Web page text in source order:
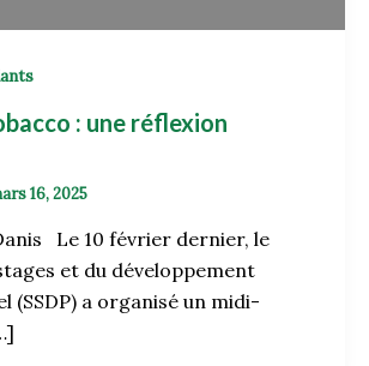
: une réflexion
16, 2025
Le 10 février dernier, le
et du développement
(SSDP) a organisé un midi-